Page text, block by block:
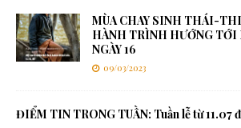
MÙA CHAY SINH THÁI-
HÀNH TRÌNH HƯỚNG TỚI
NGÀY 16
09/03/2023
ĐIỂM TIN TRONG TUẦN: Tuần lễ từ 11.07